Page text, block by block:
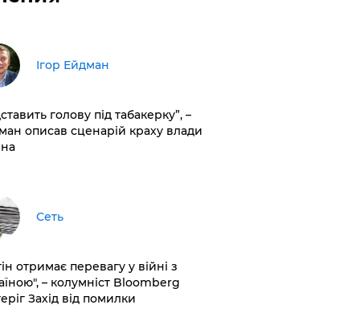
Ігор Ейдман
голову під табакерку”, –
описав сценарій краху влади
Сеть
отримає перевагу у війні з
– колумніст Bloomberg
Захід від помилки